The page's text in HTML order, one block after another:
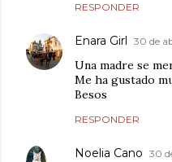
RESPONDER
Enara Girl 30 de
Una madre se
Me ha gustado
Besos
RESPONDER
Noelia Cano 30